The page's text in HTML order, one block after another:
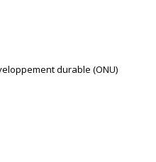
durable (ONU)